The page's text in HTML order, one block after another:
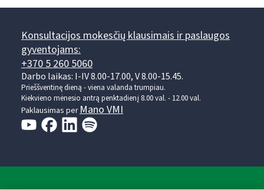
Konsultacijos mokesčių klausimais ir paslaugos
gyventojams:
+370 5 260 5060
Darbo laikas: I-IV 8.00-17.00, V 8.00-15.45.
Prieššventinę dieną - viena valanda trumpiau.
Kiekvieno mėnesio antrą penktadienį 8.00 val. - 12.00 val.
Paklausimas perMano VMI